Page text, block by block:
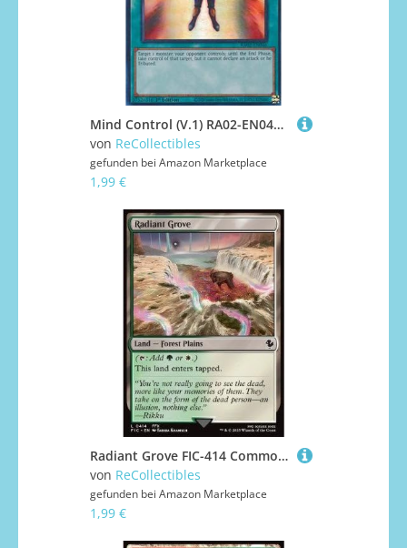
Mind Control (V.1) RA02-EN046 Super Rare Englisch Boosterfrisch 1. Auflage - 25th Anniversary Rarity Collection II - mit ReCollectibles-Versandschutz - für Yu-Gi-Oh!
von ReCollectibles
gefunden bei Amazon Marketplace
1,99 €
Radiant Grove FIC-414 Common Englisch Boosterfrisch - Commander: Magic: The Gathering - FINAL Fantasy - mit ReCollectibles-Versandschutz - für Magic/MTG
von ReCollectibles
gefunden bei Amazon Marketplace
1,99 €